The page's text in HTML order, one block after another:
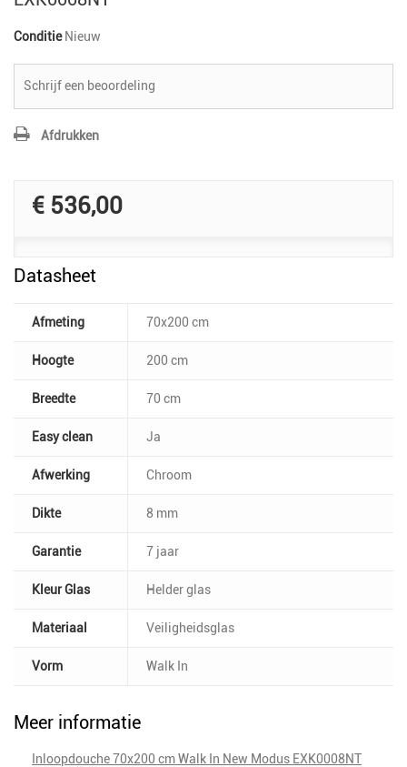
Conditie Nieuw
Schrijf een beoordeling
Afdrukken
€ 536,00
Datasheet
Afmeting 70x200 cm
Hoogte 200 cm
Breedte 70 cm
Easy clean Ja
Afwerking Chroom
Dikte 8 mm
Garantie 7 jaar
Kleur Glas Helder glas
Materiaal Veiligheidsglas
Vorm Walk In
Meer informatie
Inloopdouche 70x200 cm Walk In New Modus EXK0008NT